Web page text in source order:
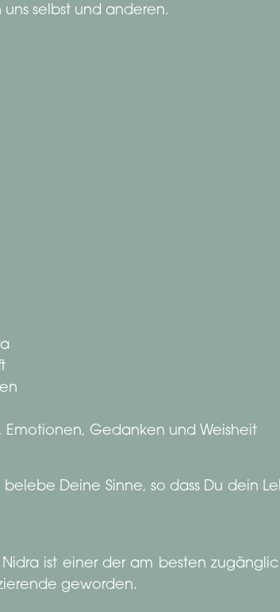
uns selbst und anderen.
Emotionen, Gedanken und Weisheit
Deine Sinne, so dass Du dein
ist einer der am besten
geworden.